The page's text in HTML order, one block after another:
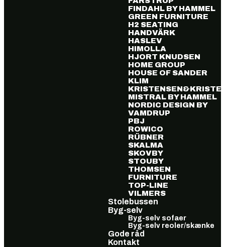
FINDAHL BY HAMMEL
GREEN FURNITURE
H2 SEATING
HANDVÄRK
HASLEV
HIMOLLA
HJORT KNUDSEN
HOME GROUP
HOUSE OF SANDER
KLIM
MISTRAL BY HAMMEL
NORDIC DESIGN BY
VAMDRUP
PBJ
ROWICO
RÜBNER
SKALMA
SKOVBY
STOUBY
THOMSEN
FURNITURE
TOP-LINE
VILMERS
Stolebussen
Byg-selv
Byg-selv sofaer
Byg-selv reoler/skænke
Gode råd
Kontakt